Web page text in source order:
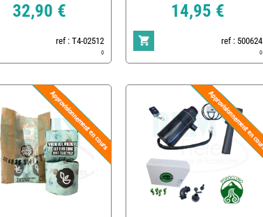
32,90 €
ref : T4-02512
0
14,95 €
ref : 500624
0